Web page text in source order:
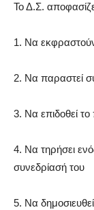
Το Δ.Σ. αποφα
1. Να
2. Να παραστεί
3. Να επιδοθεί
4. Να τηρήσει
συνεδρίασή του
5. Να δημοσιευθεί